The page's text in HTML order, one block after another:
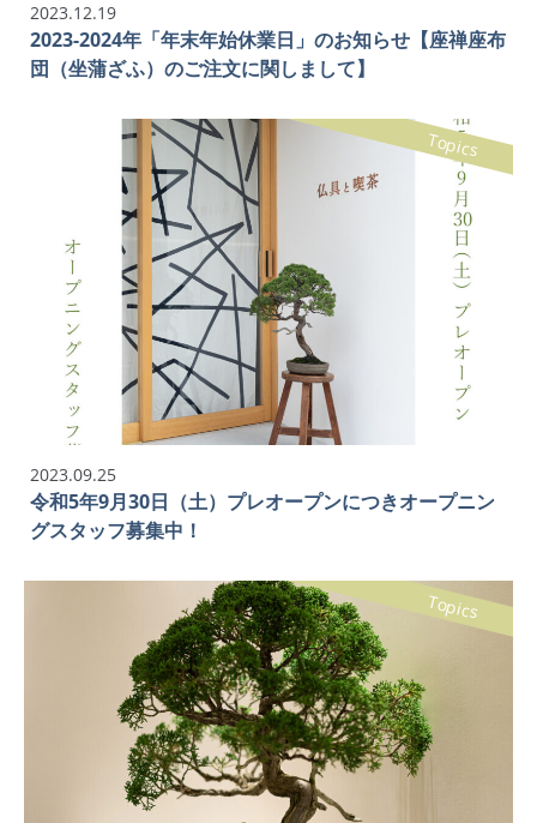
2023.12.19
2023-2024年「年末年始休業日」のお知らせ【座禅座布
団（坐蒲ざふ）のご注文に関しまして】
2023.09.25
令和5年9月30日（土）プレオープンにつきオープニン
グスタッフ募集中！
Topics
Topics